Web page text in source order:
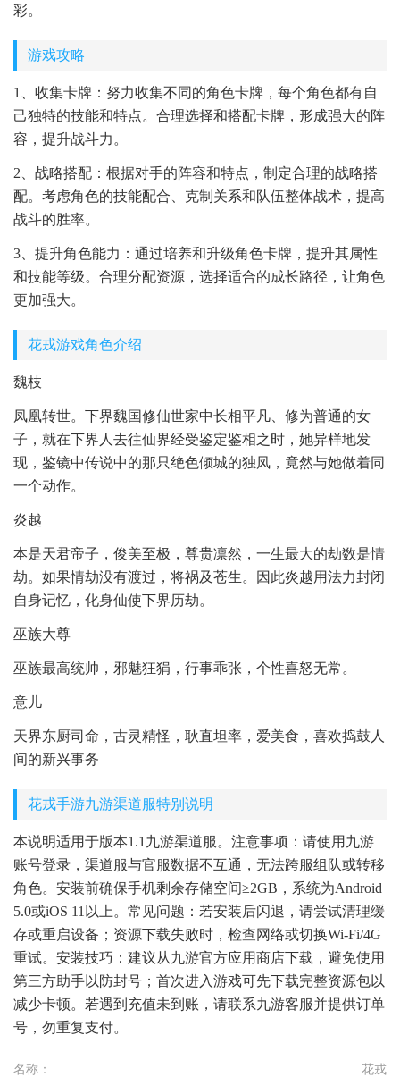
彩。
游戏攻略
1、收集卡牌：努力收集不同的角色卡牌，每个角色都有自
己独特的技能和特点。合理选择和搭配卡牌，形成强大的阵
容，提升战斗力。
2、战略搭配：根据对手的阵容和特点，制定合理的战略搭
配。考虑角色的技能配合、克制关系和队伍整体战术，提高
战斗的胜率。
3、提升角色能力：通过培养和升级角色卡牌，提升其属性
和技能等级。合理分配资源，选择适合的成长路径，让角色
更加强大。
花戎游戏角色介绍
魏枝
凤凰转世。下界魏国修仙世家中长相平凡、修为普通的女
子，就在下界人去往仙界经受鉴定鉴相之时，她异样地发
现，鉴镜中传说中的那只绝色倾城的独凤，竟然与她做着同
一个动作。
炎越
本是天君帝子，俊美至极，尊贵凛然，一生最大的劫数是情
劫。如果情劫没有渡过，将祸及苍生。因此炎越用法力封闭
自身记忆，化身仙使下界历劫。
巫族大尊
巫族最高统帅，邪魅狂狷，行事乖张，个性喜怒无常。
意儿
天界东厨司命，古灵精怪，耿直坦率，爱美食，喜欢捣鼓人
间的新兴事务
花戎手游九游渠道服特别说明
本说明适用于版本1.1九游渠道服。注意事项：请使用九游
账号登录，渠道服与官服数据不互通，无法跨服组队或转移
角色。安装前确保手机剩余存储空间≥2GB，系统为Android
5.0或iOS 11以上。常见问题：若安装后闪退，请尝试清理缓
存或重启设备；资源下载失败时，检查网络或切换Wi-Fi/4G
重试。安装技巧：建议从九游官方应用商店下载，避免使用
第三方助手以防封号；首次进入游戏可先下载完整资源包以
减少卡顿。若遇到充值未到账，请联系九游客服并提供订单
号，勿重复支付。
名称： 花戎